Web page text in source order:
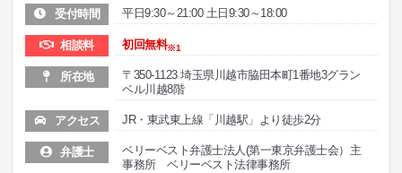
受付時間 平日9:30～21:00 土日9:30～18:00
相談料 初回無料※1
所在地
〒350-1123 埼玉県川越市脇田本町1番地3グラン
ベル川越8階
アクセス JR・東武東上線「川越駅」より徒歩2分
弁護士
ベリーベスト弁護士法人(第一東京弁護士会）主
事務所 ベリーベスト法律事務所